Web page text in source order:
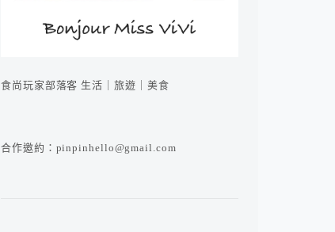
食尚玩家部落客 生活｜旅遊｜美食
合作邀約：pinpinhello@gmail.com